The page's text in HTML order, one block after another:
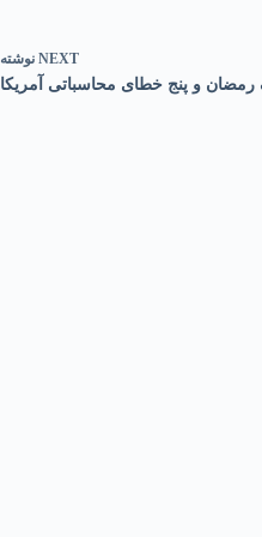
NEXT نوشته
و پنج خطای محاسباتی آمریکا